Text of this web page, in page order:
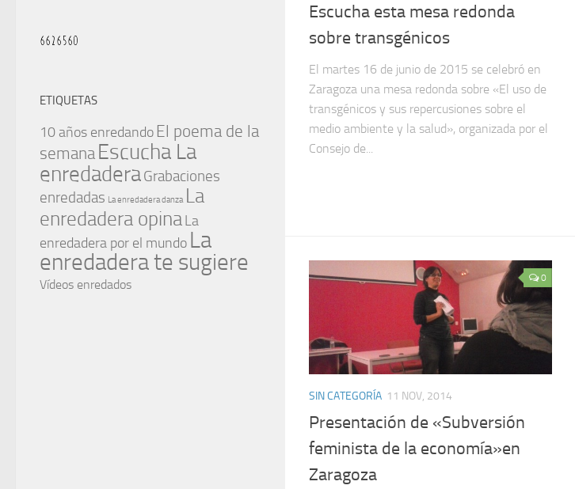
Escucha esta mesa redonda
sobre transgénicos
El martes 16 de junio de 2015 se celebró en
Zaragoza una mesa redonda sobre «El uso de
transgénicos y sus repercusiones sobre el
medio ambiente y la salud», organizada por el
Consejo de...
0
SIN CATEGORÍA 11 NOV, 2014
Presentación de «Subversión
feminista de la economía»en
Zaragoza
ETIQUETAS
10 años enredando El poema de la
semana Escucha La
enredaderaGrabaciones
enredadas La enredadera danza La
enredadera opina La
enredadera por el mundo La
enredadera te sugiere
Vídeos enredados